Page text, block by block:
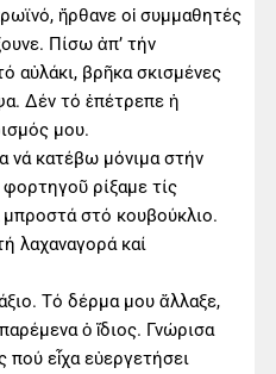
ἤρθανε οἱ συμμαθητές
Πίσω ἀπ’ τήν
αὐλάκι, βρῆκα σκισμένες
Δέν τό ἐπέτρεπε ἡ
μου.
νά κατέβω μόνιμα στήν
ρίξαμε τίς
στό κουβούκλιο.
λαχαναγορά καί
Τό δέρμα μου ἄλλαξε,
ὁ ἴδιος. Γνώρισα
εἶχα εὐεργετήσει